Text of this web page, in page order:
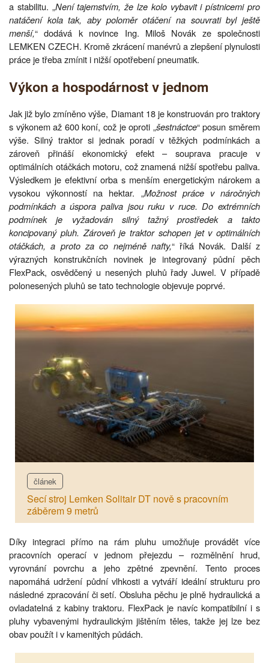
a stabilitu. „Není tajemstvím, že lze kolo vybavit i pístnicemi pro
natáčení kola tak, aby poloměr otáčení na souvrati byl ještě
menší,“ dodává k novince Ing. Miloš Novák ze společnosti
LEMKEN CZECH. Kromě zkrácení manévrů a zlepšení plynulosti
práce je třeba zmínit i nižší opotřebení pneumatik.
Výkon a hospodárnost v jednom
Jak již bylo zmíněno výše, Diamant 18 je konstruován pro traktory
s výkonem až 600 koní, což je oproti „šestnáctce“ posun směrem
výše. Silný traktor si jednak poradí v těžkých podmínkách a
zároveň přináší ekonomický efekt – souprava pracuje v
optimálních otáčkách motoru, což znamená nižší spotřebu paliva.
Výsledkem je efektivní orba s menším energetickým nárokem a
vysokou výkonností na hektar. „Možnost práce v náročných
podmínkách a úspora paliva jsou ruku v ruce. Do extrémních
podmínek je vyžadován silný tažný prostředek a takto
koncipovaný pluh. Zároveň je traktor schopen jet v optimálních
otáčkách, a proto za co nejméně nafty,“ říká Novák. Další z
výrazných konstrukčních novinek je integrovaný půdní pěch
FlexPack, osvědčený u nesených pluhů řady Juwel. V případě
polonesených pluhů se tato technologie objevuje poprvé.
článek
Secí stroj Lemken Solitair DT nově s pracovním
záběrem 9 metrů
Díky integraci přímo na rám pluhu umožňuje provádět více
pracovních operací v jednom přejezdu – rozmělnění hrud,
vyrovnání povrchu a jeho zpětné zpevnění. Tento proces
napomáhá udržení půdní vlhkosti a vytváří ideální strukturu pro
následné zpracování či setí. Obsluha pěchu je plně hydraulická a
ovladatelná z kabiny traktoru. FlexPack je navíc kompatibilní i s
pluhy vybavenými hydraulickým jištěním těles, takže jej lze bez
obav použít i v kamenitých půdách.